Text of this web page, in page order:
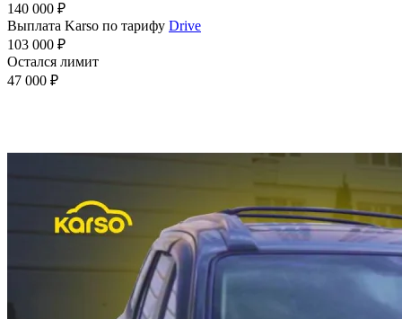
140 000 ₽
Выплата Karso по тарифу Drive
103 000 ₽
Остался лимит
47 000 ₽